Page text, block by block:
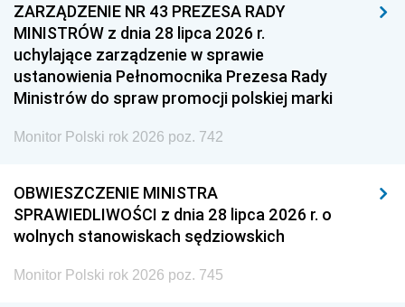
ZARZĄDZENIE NR 43 PREZESA RADY
MINISTRÓW z dnia 28 lipca 2026 r.
uchylające zarządzenie w sprawie
ustanowienia Pełnomocnika Prezesa Rady
Ministrów do spraw promocji polskiej marki
Monitor Polski rok 2026 poz. 742
OBWIESZCZENIE MINISTRA
SPRAWIEDLIWOŚCI z dnia 28 lipca 2026 r. o
wolnych stanowiskach sędziowskich
Monitor Polski rok 2026 poz. 745